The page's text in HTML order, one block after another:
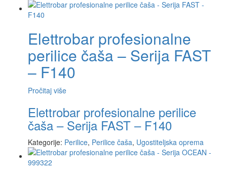
Elettrobar profesionalne
perilice čaša – Serija FAST
– F140
Pročitaj više
Elettrobar profesionalne perilice
čaša – Serija FAST – F140
Kategorije: Perilice, Perilice čaša, Ugostiteljska oprema